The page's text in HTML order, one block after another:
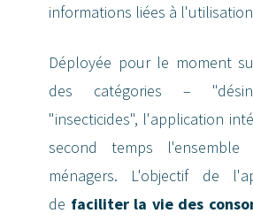
informations liées à
Déployée pour le moment
des catégories –
"insecticides", l'application
second temps l'ensemble
ménagers. L'objectif de
de faciliter la vie des